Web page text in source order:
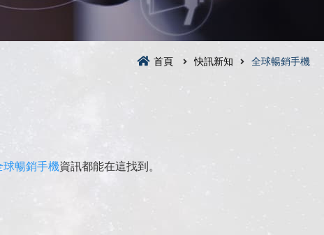
首頁 快訊新知 全球暢銷手機
球暢銷手機資訊都能在這找到。